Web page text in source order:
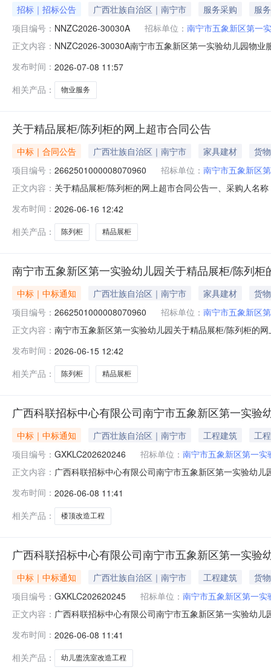
招标｜招标公告 广西壮族自治区｜南宁市 服务采购
服务
项目编号： NNZC2026-30030A 招标单位： 南宁市五象新区第一
正文内容： NNZC2026-30030A南宁市五象新区第一实验幼儿园物
30030A2.项目名称：南宁市五象新区第一实验幼儿园物
发布时间： 2026-07-08 11:57
相关产品：
物业服务
关于精品展柜/陈列柜的网上超市合同公告
中标｜合同公告 广西壮族自治区｜南宁市 家具建材
货物
项目编号： 2662501000008070960 招标单位： 南宁市五象新区
正文内容： 关于精品展柜/陈列柜的网上超市合同公告一、采购人名
精品展柜/陈列柜中伟ZW1600*480套2.0013002600服务
发布时间： 2026-06-16 12:42
相关产品：
陈列柜 精品展柜
南宁市五象新区第一实验幼儿园关于精品展柜/陈列
中标｜中标通知 广西壮族自治区｜南宁市 家具建材
货物
项目编号： 2662501000008070960 招标单位： 南宁市五象新区
正文内容： 南宁市五象新区第一实验幼儿园关于精品展柜/陈列柜的
目编号:2662501000008070960项目联系人:廖培杰项目
发布时间： 2026-06-15 12:42
相关产品：
陈列柜 精品展柜
广西科联招标中心有限公司南宁市五象新区第一实
中标｜中标通知 广西壮族自治区｜南宁市 工程建筑
工程
项目编号： GXKLC202620246 招标单位： 南宁市五象新区第一实
正文内容： 广西科联招标中心有限公司南宁市五象新区第一实验幼
罗城仫佬族自治县东门镇朝阳路248号4楼整层成交金额
改造和一号
发布时间： 2026-06-08 11:41
相关产品：
楼顶改造工程
广西科联招标中心有限公司南宁市五象新区第一实
中标｜中标通知 广西壮族自治区｜南宁市 工程建筑
货物
项目编号： GXKLC202620245 招标单位： 南宁市五象新区第一实
正文内容： 广西科联招标中心有限公司南宁市五象新区第一实验幼
成交金额：人民币壹拾玖万伍仟零玖元柒角叁分（￥
单：陈容斌
发布时间： 2026-06-08 11:41
相关产品：
幼儿盥洗室改造工程